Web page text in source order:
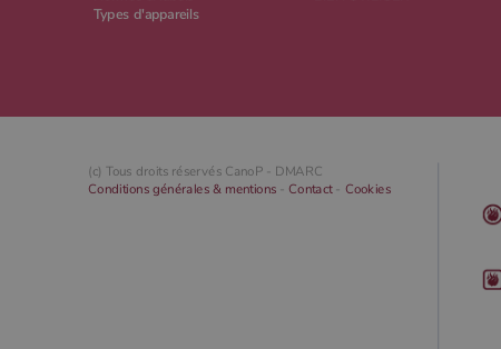
Types d'appareils
(c) Tous droits réservés CanoP - DMARC
Conditions générales & mentions -Contact- Cookies